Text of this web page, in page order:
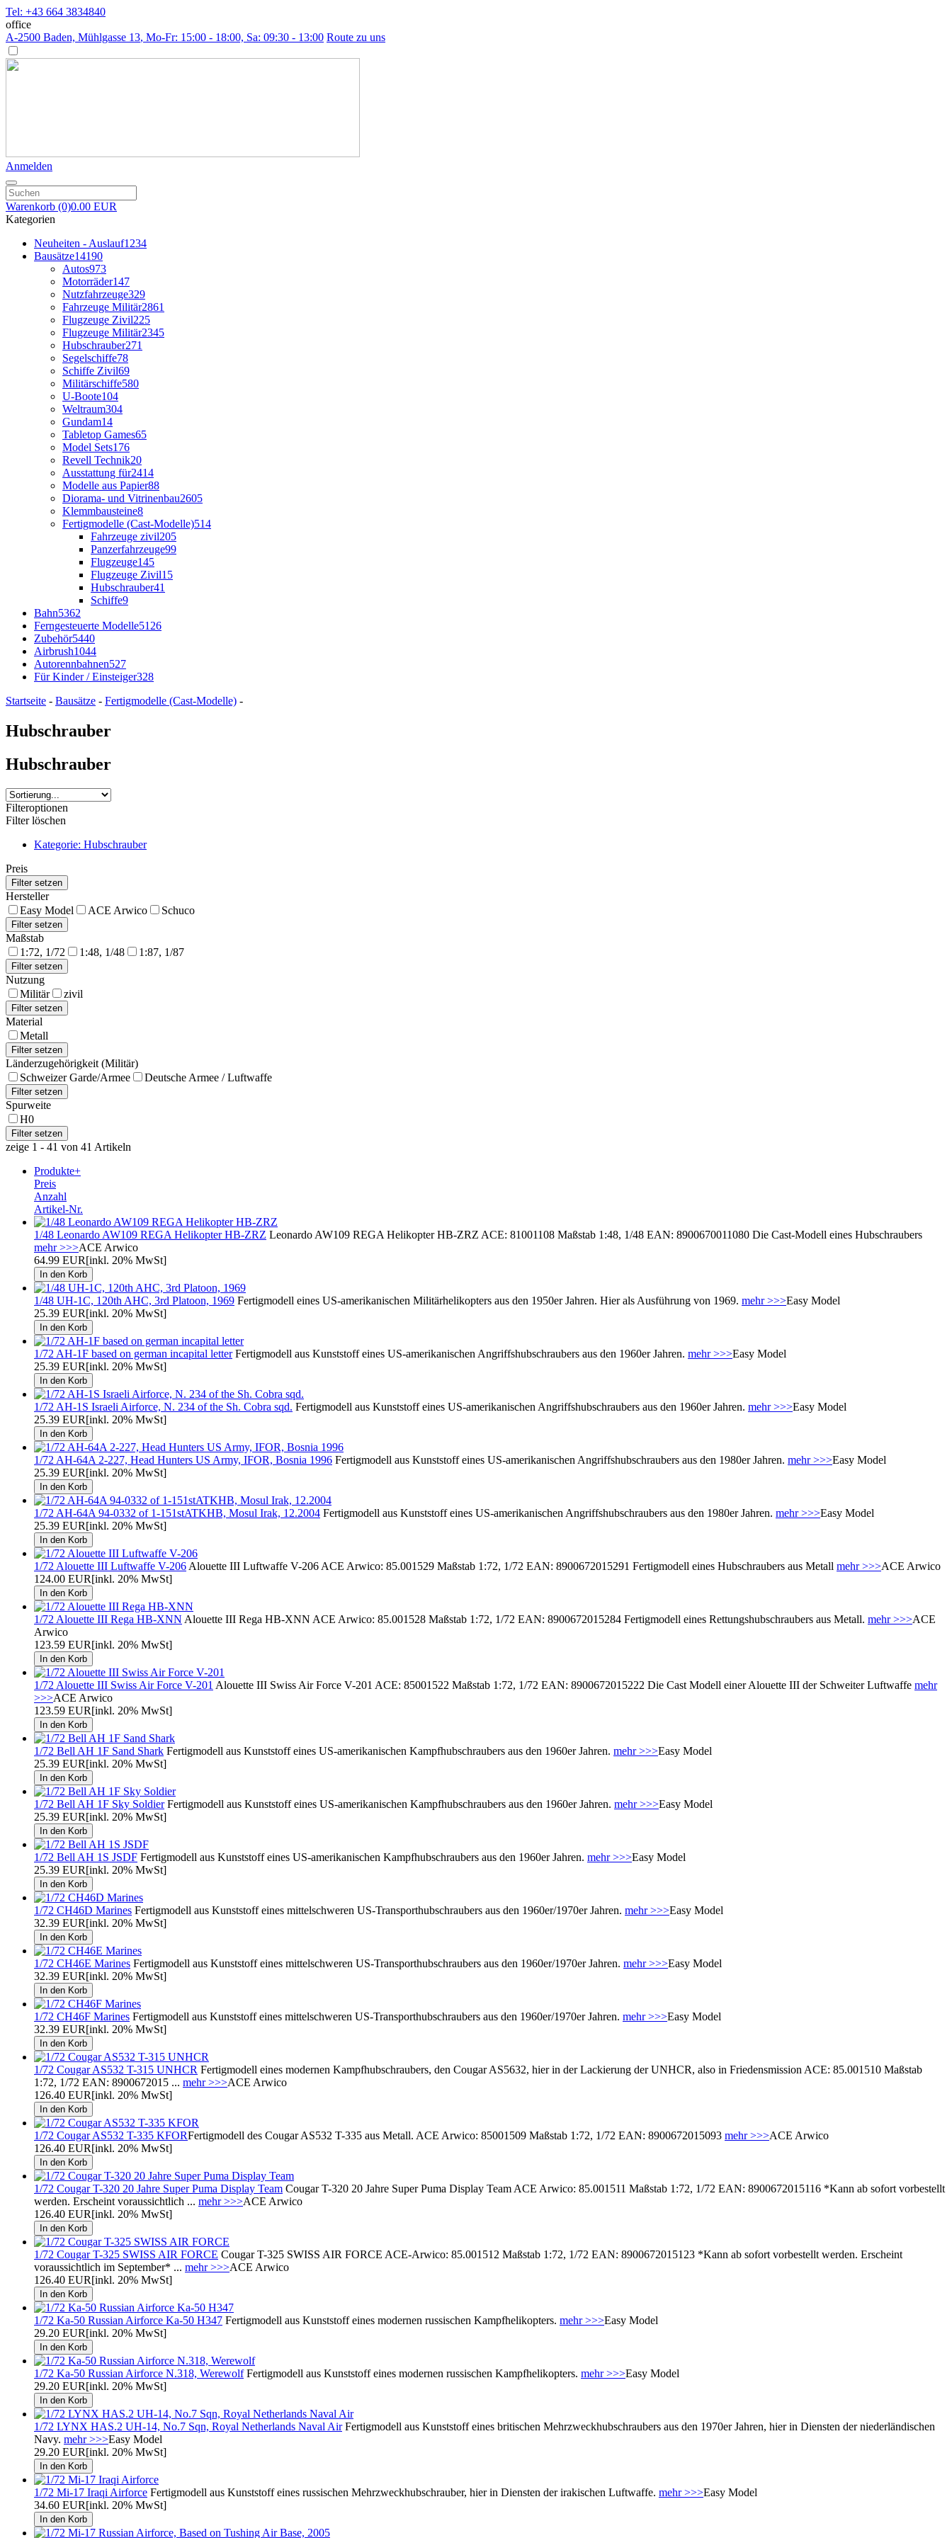
Tel: +43 664 3834840
office
A-2500 Baden, Mühlgasse 13, Mo-Fr: 15:00 - 18:00, Sa: 09:30 - 13:00 Route zu uns
Anmelden
Warenkorb (0)0.00 EUR
Kategorien
Neuheiten - Auslauf1234
Bausätze14190
Autos973
Motorräder147
Nutzfahrzeuge329
Fahrzeuge Militär2861
Flugzeuge Zivil225
Flugzeuge Militär2345
Hubschrauber271
Segelschiffe78
Schiffe Zivil69
Militärschiffe580
U-Boote104
Weltraum304
Gundam14
Tabletop Games65
Model Sets176
Revell Technik20
Ausstattung für2414
Modelle aus Papier88
Diorama- und Vitrinenbau2605
Klemmbausteine8
Fertigmodelle (Cast-Modelle)514
Fahrzeuge zivil205
Panzerfahrzeuge99
Flugzeuge145
Flugzeuge Zivil15
Hubschrauber41
Schiffe9
Bahn5362
Ferngesteuerte Modelle5126
Zubehör5440
Airbrush1044
Autorennbahnen527
Für Kinder / Einsteiger328
Startseite - Bausätze - Fertigmodelle (Cast-Modelle) -
Hubschrauber
Hubschrauber
Filteroptionen
Filter löschen
Kategorie: Hubschrauber
Preis
Hersteller
Easy Model
ACE Arwico Schuco
Maßstab
1:72, 1/72
1:48, 1/48 1:87, 1/87
Nutzung
Militär
zivil
Material
Metall
Länderzugehörigkeit (Militär)
Schweizer Garde/Armee
Deutsche Armee / Luftwaffe
Spurweite
H0
zeige 1 - 41 von 41 Artikeln
Produkte+
Preis
Anzahl
Artikel-Nr.
1/48 Leonardo AW109 REGA Helikopter HB-ZRZ Leonardo AW109 REGA Helikopter HB-ZRZ ACE: 81001108 Maßstab 1:48, 1/48 EAN: 8900670011080 Die Cast-Modell eines Hubschraubers
mehr >>>ACE Arwico
64.99 EUR[inkl. 20% MwSt]
1/48 UH-1C, 120th AHC, 3rd Platoon, 1969 Fertigmodell eines US-amerikanischen Militärhelikopters aus den 1950er Jahren. Hier als Ausführung von 1969. mehr >>>Easy Model
25.39 EUR[inkl. 20% MwSt]
1/72 AH-1F based on german incapital letterFertigmodell aus Kunststoff eines US-amerikanischen Angriffshubschraubers aus den 1960er Jahren. mehr >>>Easy Model
25.39 EUR[inkl. 20% MwSt]
1/72 AH-1S Israeli Airforce, N. 234 of the Sh. Cobra sqd. Fertigmodell aus Kunststoff eines US-amerikanischen Angriffshubschraubers aus den 1960er Jahren. mehr >>>Easy Model
25.39 EUR[inkl. 20% MwSt]
1/72 AH-64A 2-227, Head Hunters US Army, IFOR, Bosnia 1996 Fertigmodell aus Kunststoff eines US-amerikanischen Angriffshubschraubers aus den 1980er Jahren. mehr >>>Easy Model
25.39 EUR[inkl. 20% MwSt]
1/72 AH-64A 94-0332 of 1-151stATKHB, Mosul Irak, 12.2004 Fertigmodell aus Kunststoff eines US-amerikanischen Angriffshubschraubers aus den 1980er Jahren. mehr >>>Easy Model
25.39 EUR[inkl. 20% MwSt]
1/72 Alouette III Luftwaffe V-206 Alouette III Luftwaffe V-206 ACE Arwico: 85.001529 Maßstab 1:72, 1/72 EAN: 8900672015291 Fertigmodell eines Hubschraubers aus Metall mehr >>>ACE Arwico
124.00 EUR[inkl. 20% MwSt]
1/72 Alouette III Rega HB-XNN Alouette III Rega HB-XNN ACE Arwico: 85.001528 Maßstab 1:72, 1/72 EAN: 8900672015284 Fertigmodell eines Rettungshubschraubers aus Metall. mehr >>>ACE
Arwico
123.59 EUR[inkl. 20% MwSt]
1/72 Alouette III Swiss Air Force V-201 Alouette III Swiss Air Force V-201 ACE: 85001522 Maßstab 1:72, 1/72 EAN: 8900672015222 Die Cast Modell einer Alouette III der Schweiter Luftwaffe mehr
>>>ACE Arwico
123.59 EUR[inkl. 20% MwSt]
1/72 Bell AH 1F Sand Shark Fertigmodell aus Kunststoff eines US-amerikanischen Kampfhubschraubers aus den 1960er Jahren. mehr >>>Easy Model
25.39 EUR[inkl. 20% MwSt]
1/72 Bell AH 1F Sky SoldierFertigmodell aus Kunststoff eines US-amerikanischen Kampfhubschraubers aus den 1960er Jahren. mehr >>>Easy Model
25.39 EUR[inkl. 20% MwSt]
1/72 Bell AH 1S JSDF Fertigmodell aus Kunststoff eines US-amerikanischen Kampfhubschraubers aus den 1960er Jahren. mehr >>>Easy Model
25.39 EUR[inkl. 20% MwSt]
1/72 CH46D Marines Fertigmodell aus Kunststoff eines mittelschweren US-Transporthubschraubers aus den 1960er/1970er Jahren. mehr >>>Easy Model
32.39 EUR[inkl. 20% MwSt]
1/72 CH46E Marines Fertigmodell aus Kunststoff eines mittelschweren US-Transporthubschraubers aus den 1960er/1970er Jahren. mehr >>>Easy Model
32.39 EUR[inkl. 20% MwSt]
1/72 CH46F Marines Fertigmodell aus Kunststoff eines mittelschweren US-Transporthubschraubers aus den 1960er/1970er Jahren. mehr >>>Easy Model
32.39 EUR[inkl. 20% MwSt]
1/72 Cougar AS532 T-315 UNHCR Fertigmodell eines modernen Kampfhubschraubers, den Cougar AS5632, hier in der Lackierung der UNHCR, also in Friedensmission ACE: 85.001510 Maßstab
1:72, 1/72 EAN: 8900672015 ... mehr >>>ACE Arwico
126.40 EUR[inkl. 20% MwSt]
1/72 Cougar AS532 T-335 KFORFertigmodell des Cougar AS532 T-335 aus Metall. ACE Arwico: 85001509 Maßstab 1:72, 1/72 EAN: 8900672015093 mehr >>>ACE Arwico
126.40 EUR[inkl. 20% MwSt]
1/72 Cougar T-320 20 Jahre Super Puma Display Team Cougar T-320 20 Jahre Super Puma Display Team ACE Arwico: 85.001511 Maßstab 1:72, 1/72 EAN: 8900672015116 *Kann ab sofort vorbestellt
werden. Erscheint voraussichtlich ... mehr >>>ACE Arwico
126.40 EUR[inkl. 20% MwSt]
1/72 Cougar T-325 SWISS AIR FORCE Cougar T-325 SWISS AIR FORCE ACE-Arwico: 85.001512 Maßstab 1:72, 1/72 EAN: 8900672015123 *Kann ab sofort vorbestellt werden. Erscheint
voraussichtlich im September* ... mehr >>>ACE Arwico
126.40 EUR[inkl. 20% MwSt]
1/72 Ka-50 Russian Airforce Ka-50 H347 Fertigmodell aus Kunststoff eines modernen russischen Kampfhelikopters. mehr >>>Easy Model
29.20 EUR[inkl. 20% MwSt]
1/72 Ka-50 Russian Airforce N.318, WerewolfFertigmodell aus Kunststoff eines modernen russischen Kampfhelikopters. mehr >>>Easy Model
29.20 EUR[inkl. 20% MwSt]
1/72 LYNX HAS.2 UH-14, No.7 Sqn, Royal Netherlands Naval AirFertigmodell aus Kunststoff eines britischen Mehrzweckhubschraubers aus den 1970er Jahren, hier in Diensten der niederländischen
Navy. mehr >>>Easy Model
29.20 EUR[inkl. 20% MwSt]
1/72 Mi-17 Iraqi Airforce Fertigmodell aus Kunststoff eines russischen Mehrzweckhubschrauber, hier in Diensten der irakischen Luftwaffe. mehr >>>Easy Model
34.60 EUR[inkl. 20% MwSt]